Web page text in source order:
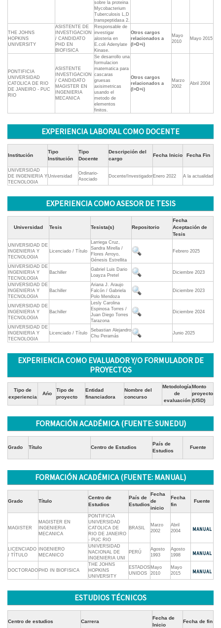
sobre la proteina
Mycobacterium
Tuberculosis L,D
transpeptidasa 2.
THE JOHNS
HOPKINS
UNIVERSITY
ASISTENTE DE
INVESTIGACION
/ CANDIDATO
PHD EN
BIOFISICA
Responsable de
investigar
alosteria en
E.coli Adenylate
Kinase.
Otros cargos
relacionados a
(I+D+i)
Mayo
2010
Mayo 2015
PONTIFICIA
UNIVERSIDAD
CATOLICA DE RIO
DE JANEIRO - PUC
RIO
ASISTENTE
INVESTIGACION
/ CANDIDATO
MAGISTER EN
INGENIERIA
MECANICA
Se desarrollo una
formulacion
matematica para
cascaras
gruesas
axisimetricas
usando el
metodo de
elementos
finitos.
Otros cargos
relacionados a
(I+D+i)
Marzo
2002
Abril 2004
EXPERIENCIA LABORAL COMO DOCENTE
Institución
Tipo
Institución
Tipo
Docente
Descripción del
cargo
Fecha Inicio Fecha Fin
UNIVERSIDAD
DE INGENIERIA Y
TECNOLOGIA
Universidad
Ordinario-
Asociado
Docente/Investigador Enero 2022 A la actualidad
EXPERIENCIA COMO ASESOR DE TESIS
Universidad Tesis Tesista(s) Repositorio
Fecha
Aceptación de
Tesis
UNIVERSIDAD DE
INGENIERIA Y
TECNOLOGIA
Licenciado / Título
Larriega Cruz,
Sandra Mirella /
Flores Arroyo,
Génesis Estrellita
Febrero 2025
UNIVERSIDAD DE
INGENIERIA Y
TECNOLOGIA
Bachiller
Gabriel Luis Dario
Loayza Pretel
Diciembre 2023
UNIVERSIDAD DE
INGENIERIA Y
TECNOLOGIA
Bachiller
Ariana J. Araujo
Falcón / Gabriela
Polo Mendoza
Diciembre 2023
UNIVERSIDAD DE
INGENIERIA Y
TECNOLOGIA
Bachiller
Lesly Carolina
Espinosa Torres /
Juan Diego Torres
Tarazona
Diciembre 2024
UNIVERSIDAD DE
INGENIERIA Y
TECNOLOGIA
Licenciado / Título
Sebastian Alejandro
Chu Peramás
Junio 2025
EXPERIENCIA COMO EVALUADOR Y/O FORMULADOR DE
PROYECTOS
Tipo de
experiencia
Ańo
Tipo de
proyecto
Entidad
financiadora
Nombre del
concurso
Metodología
de
evaluación
Monto
proyecto
(USD)
FORMACIÓN ACADÉMICA (FUENTE: SUNEDU)
Grado Título Centro de Estudios
País de
Estudios
Fuente
FORMACIÓN ACADÉMICA (FUENTE: MANUAL)
Grado Título
Centro de
Estudios
País de
Estudios
Fecha
de
inicio
Fecha
fin
Fuente
MAGISTER
MAGISTER EN
INGENIERIA
MECANICA
PONTIFICIA
UNIVERSIDAD
CATOLICA DE
RIO DE JANEIRO
- PUC RIO
BRASIL
Marzo
2002
Abril
2004
LICENCIADO
/ TÍTULO
INGENIERO
MECANICO
UNIVERSIDAD
NACIONAL DE
INGENIERIA UNI
PERÚ
Agosto
1993
Agosto
1998
DOCTORADO PHD IN BIOFISICA
THE JOHNS
HOPKINS
UNIVERSITY
ESTADOS
UNIDOS
Mayo
2010
Mayo
2015
ESTUDIOS TÉCNICOS
Centro de estudios Carrera
Fecha de
Inicio
Fecha de fin